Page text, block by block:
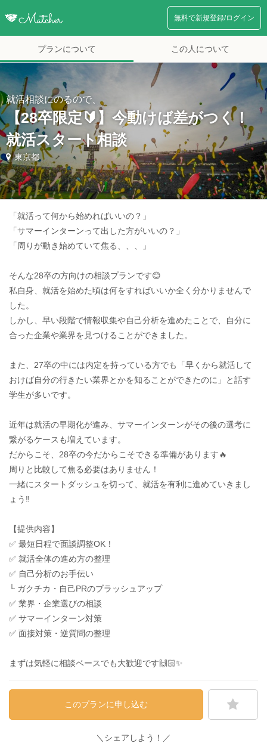
無料で新規登録/ログイン
プランについて この人について
就活相談にのるので、
【28卒限定🔰】今動けば差がつく！
就活スタート相談
東京都
「就活って何から始めればいいの？」
「サマーインターンって出した方がいいの？」
「周りが動き始めていて焦る、、、」
そんな28卒の方向けの相談プランです😊
私自身、就活を始めた頃は何をすればいいか全く分かりませんで
した。
しかし、早い段階で情報収集や自己分析を進めたことで、自分に
合った企業や業界を見つけることができました。
また、27卒の中には内定を持っている方でも「早くから就活して
おけば自分の行きたい業界とかを知ることができたのに」と話す
学生が多いです。
近年は就活の早期化が進み、サマーインターンがその後の選考に
繋がるケースも増えています。
だからこそ、28卒の今だからこそできる準備があります🔥
周りと比較して焦る必要はありません！
一緒にスタートダッシュを切って、就活を有利に進めていきまし
ょう‼️
【提供内容】
✅ 最短日程で面談調整OK！
✅ 就活全体の進め方の整理
✅ 自己分析のお手伝い
└ ガクチカ・自己PRのブラッシュアップ
✅ 業界・企業選びの相談
✅ サマーインターン対策
✅ 面接対策・逆質問の整理
まずは気軽に相談ベースでも大歓迎です🙌🏻✨️
このプランに申し込む
＼シェアしよう！／